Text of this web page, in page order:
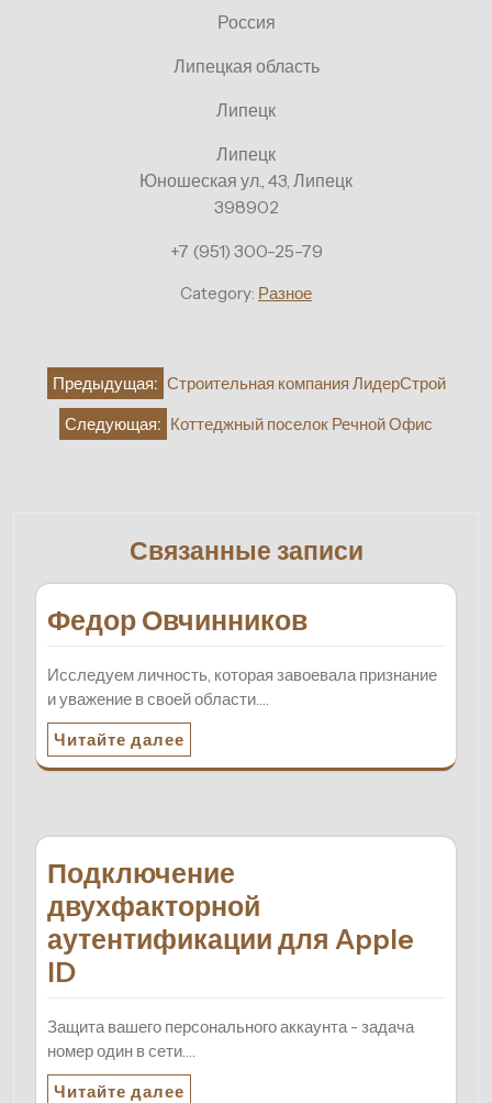
Россия
Липецкая область
Липецк
Липецк
Юношеская ул., 43, Липецк
398902
+7 (951) 300-25-79
Category: Разное
Навигация
записям
Предыдущая: Строительная компания ЛидерСтрой
Следующая: Коттеджный поселок Речной Офис
Связанные записи
Федор Овчинников
Исследуем личность, которая завоевала признание
и уважение в своей области.…
Читайте далее
Подключение
двухфакторной
аутентификации для Apple
ID
Защита вашего персонального аккаунта - задача
номер один в сети.…
Читайте далее